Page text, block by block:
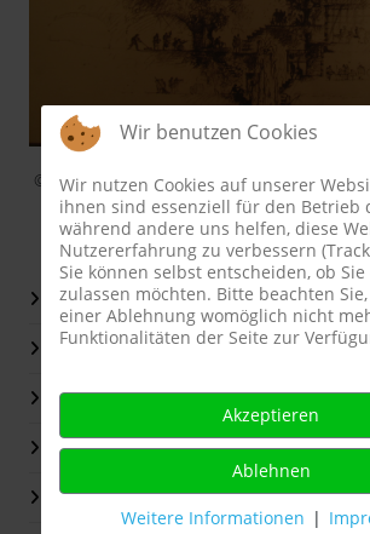
Start
Die Projektwerkstatt / Observatorium
Presse
K 3 - ein Projekt, dem der Erfolg
ArchivKomplex - ein Rückblick 2009 -
© Barbara Thiess
Wir benutzen Cookies
Wir nutzen Cookies auf unserer
ihnen sind essenziell für den Betrieb
während andere uns helfen, diese
Nutzererfahrung zu verbessern
Sie können selbst entscheiden, ob Sie
zulassen möchten. Bitte beachten
einer Ablehnung womöglich nicht
Funktionalitäten der Seite zur
Akzeptieren
Ablehnen
Weitere Informationen |